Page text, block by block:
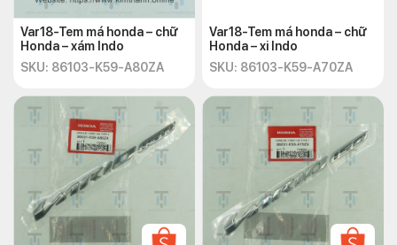
Var18-Tem má honda – chữ
Honda – xám Indo
SKU: 86103-K59-A80ZA
Var18-Tem má honda – chữ
Honda – xi Indo
SKU: 86103-K59-A70ZA